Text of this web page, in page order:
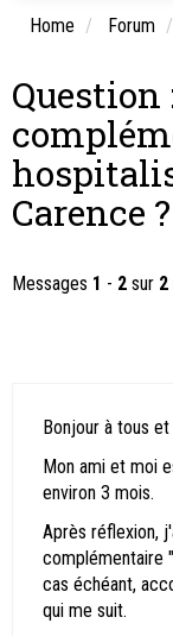
Home Forum
Question
Carence ?
Messages 1 - 2 sur 2
Bonjour à tous
Mon ami et moi
environ 3 mois.
Après réflexion,
complémentaire
cas échéant,
qui me suit.